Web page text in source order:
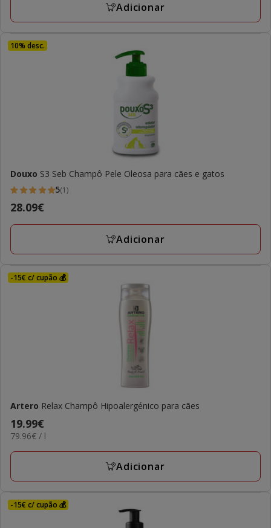
Adicionar
10% desc.
Douxo S3 Seb Champô Pele Oleosa para cães e gatos
5
estrelas
com
avaliações
5(1)
Preço
28.09€
28.09€
Adicionar
-15€ c/ cupão 💰
Artero Relax Champô Hipoalergénico para cães
Preço
19.99€
19.99€
79.96€
L
79.96€ / l
Adicionar
-15€ c/ cupão 💰